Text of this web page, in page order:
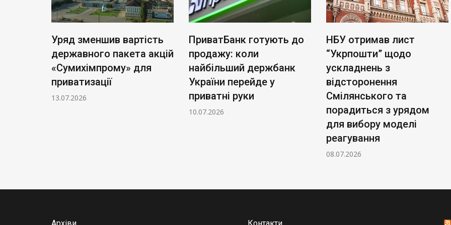
Уряд зменшив вартість
державного пакета акцій
«Сумихімпрому» для
приватизації
13.07.2026
ПриватБанк готують до
продажу: коли
найбільший держбанк
України перейде у
приватні руки
10.07.2026
НБУ отримав лист
“Укрпошти” щодо
ускладнень з
відсторонення
Смілянського та
порадиться з урядом
для вибору моделі
реагування
08.07.2026